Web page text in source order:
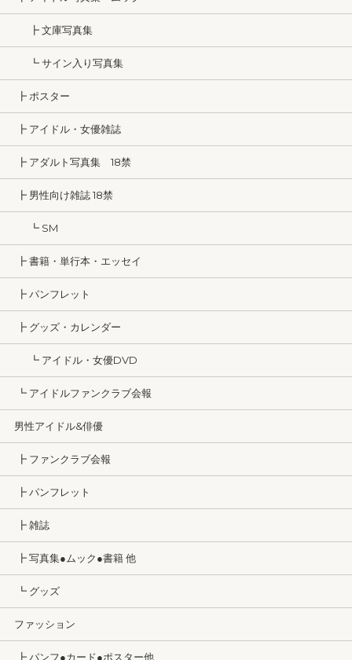
┣ 文庫写真集
┗ サイン入り写真集
┣ ポスター
┣ アイドル・女優雑誌
┣ アダルト写真集 18禁
┣ 男性向け雑誌 18禁
┗ SM
┣ 書籍・単行本・エッセイ
┣ パンフレット
┣ グッズ・カレンダー
┗ アイドル・女優DVD
┗ アイドルファンクラブ会報
男性アイドル&俳優
┣ ファンクラブ会報
┣ パンフレット
┣ 雑誌
┣ 写真集●ムック●書籍 他
┗ グッズ
ファッション
┣ パンフ●カード●ポスター他